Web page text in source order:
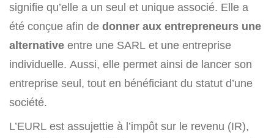
signifie qu’elle a un seul et unique associé. Elle a
été conçue afin de donner aux entrepreneurs une
alternative entre une SARL et une entreprise
individuelle. Aussi, elle permet ainsi de lancer son
entreprise seul, tout en bénéficiant du statut d’une
société.
L’EURL est assujettie à l’impôt sur le revenu (IR),